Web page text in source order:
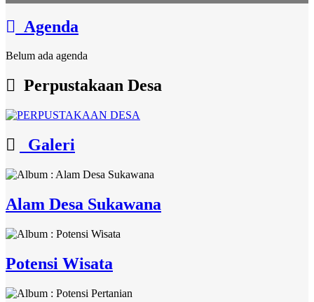
Agenda
Belum ada agenda
Perpustakaan Desa
Galeri
Alam Desa Sukawana
Potensi Wisata